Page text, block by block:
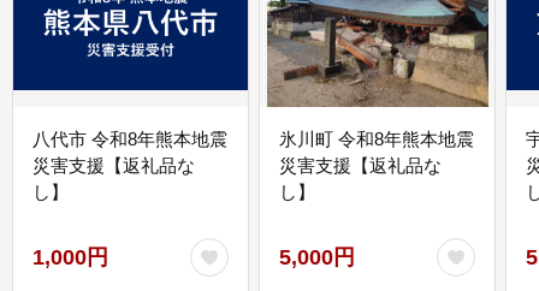
八代市 令和8年熊本地震
災害支援【返礼品な
し】
1,000円
氷川町 令和8年熊本地震
災害支援【返礼品な
し】
5,000円